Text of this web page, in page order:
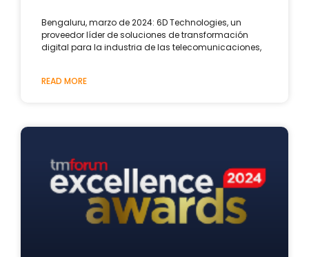
Bengaluru, marzo de 2024: 6D Technologies, un
proveedor líder de soluciones de transformación
digital para la industria de las telecomunicaciones,
READ MORE